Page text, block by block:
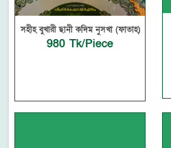
সহীহ বুখারী ছানী কদিম নুসখা (ফাতাহ)
980 Tk/Piece